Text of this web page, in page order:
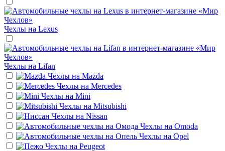
Чехлы на Lexus
Чехлы на Lifan
Чехлы на Mazda
Чехлы на Mercedes
Чехлы на Mini
Чехлы на Mitsubishi
Чехлы на Nissan
Чехлы на Omoda
Чехлы на Opel
Чехлы на Peugeot